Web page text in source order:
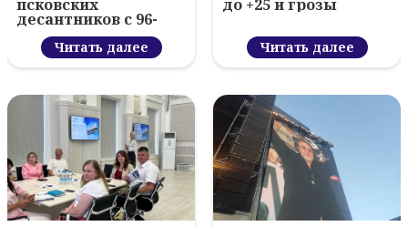
псковских
десантников с 96-
летием ВДВ и
вручил награды
Читать далее
до +25 и грозы
Читать далее